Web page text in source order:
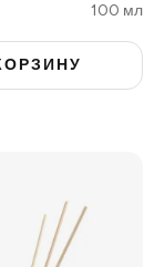
100 мл